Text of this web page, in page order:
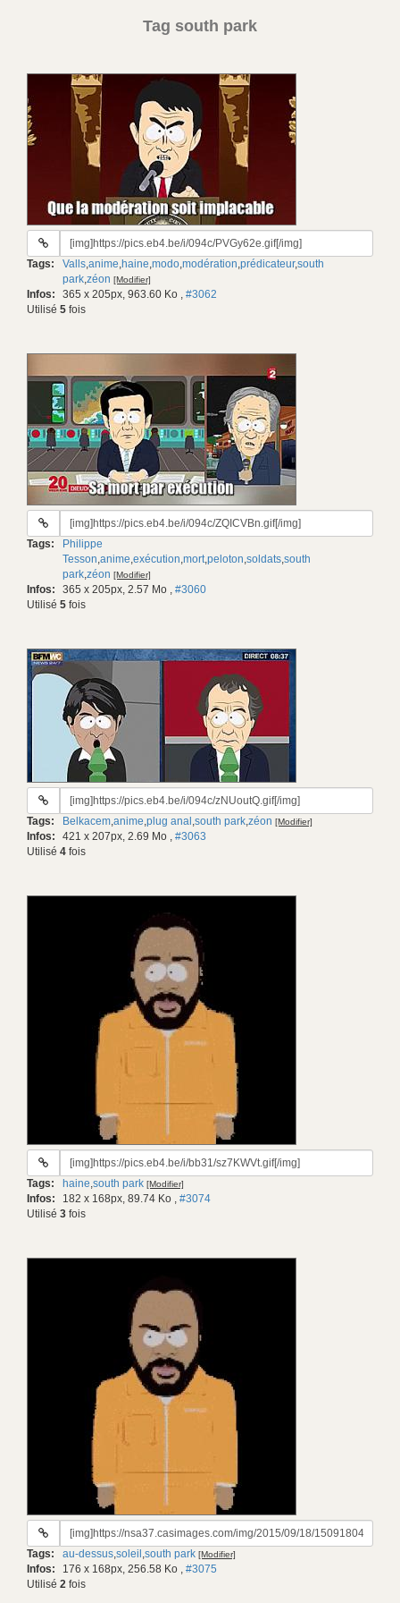
Tag south park
URL
gif:
Tags: Valls,anime,haine,modo,modération,prédicateur,south
park,zéon [Modifier]
Infos: 365 x 205px, 963.60 Ko , #3062
Utilisé 5 fois
URL
gif:
Tags:
Philippe
Tesson,anime,exécution,mort,peloton,soldats,south
park,zéon [Modifier]
Infos: 365 x 205px, 2.57 Mo , #3060
Utilisé 5 fois
URL
gif:
Tags: Belkacem,anime,plug anal ,south park,zéon [Modifier]
Infos: 421 x 207px, 2.69 Mo , #3063
Utilisé 4 fois
URL
gif:
Tags: haine,south park [Modifier]
Infos: 182 x 168px, 89.74 Ko , #3074
Utilisé 3 fois
URL
gif:
Tags: au-dessus,soleil ,south park [Modifier]
Infos: 176 x 168px, 256.58 Ko , #3075
Utilisé 2 fois